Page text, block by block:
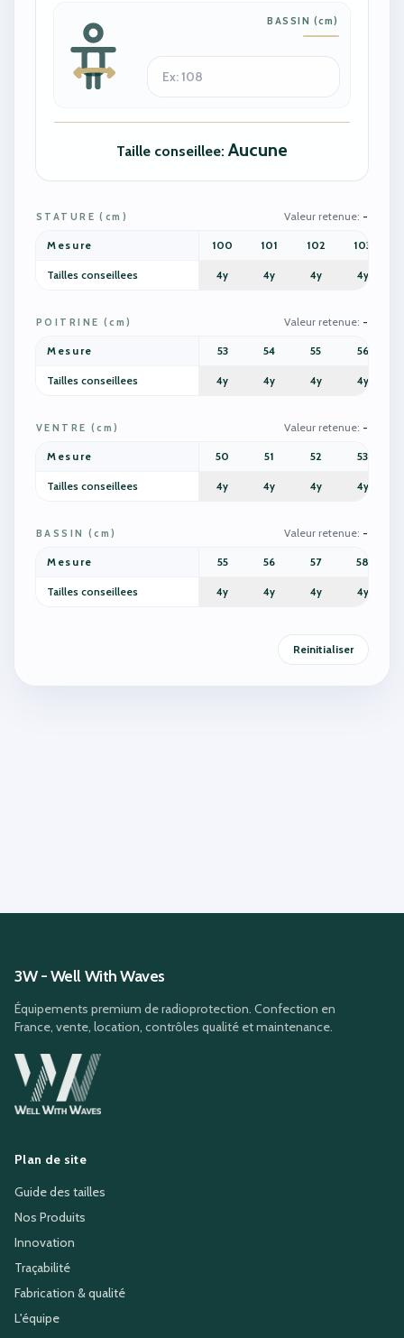
BASSIN (cm)
Taille conseillee: Aucune
STATURE ( cm ) Valeur retenue: -
Mesure 100 101 102 103
Tailles conseillees 4y 4y 4y 4y
POITRINE (cm) Valeur retenue: -
Mesure 53 54 55 56
Tailles conseillees 4y 4y 4y 4y
VENTRE (cm) Valeur retenue: -
Mesure 50 51 52 53
Tailles conseillees 4y 4y 4y 4y
BASSIN (cm) Valeur retenue: -
Mesure 55 56 57 58
Tailles conseillees 4y 4y 4y 4y
Reinitialiser
3W - Well With Waves
Équipements premium de radioprotection. Confection en
France, vente, location, contrôles qualité et maintenance.
Plan de site
Guide des tailles
Nos Produits
Innovation
Traçabilité
Fabrication & qualité
L'équipe